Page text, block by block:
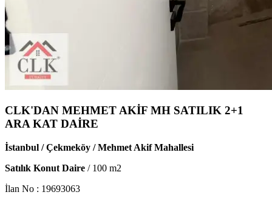
CLK'DAN MEHMET AKİF MH SATILIK 2+1
ARA KAT DAİRE
İstanbul / Çekmeköy / Mehmet Akif Mahallesi
Satılık Konut Daire / 100 m2
İlan No : 19693063